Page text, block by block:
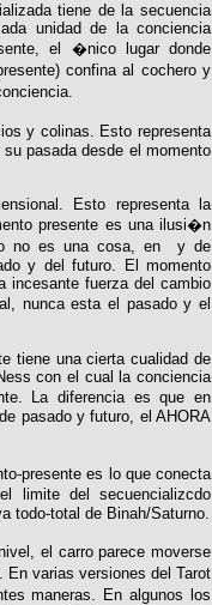
tiene de la secuencia
unidad de la conciencia
el �nico lugar donde
confina al cochero y
y colinas. Esto representa
pasada desde el momento
Esto representa la
presente es una ilusi�n
no es una cosa, en y de
y del futuro. El momento
incesante fuerza del cambio
nunca esta el pasado y el
tiene una cierta cualidad de
con el cual la conciencia
La diferencia es que en
pasado y futuro, el AHORA
presente es lo que conecta
limite del secuencializcdo
todo-total de Binah/Saturno.
el carro parece moverse
varias versiones del Tarot
maneras. En algunos los